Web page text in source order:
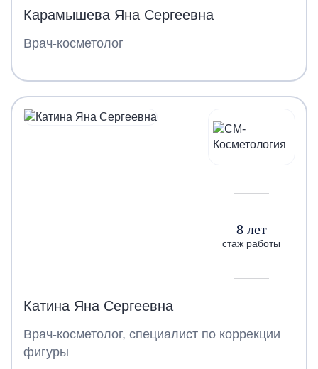
Карамышева Яна Сергеевна
Врач-косметолог
8 лет
стаж работы
Катина Яна Сергеевна
Врач-косметолог, специалист по коррекции
фигуры